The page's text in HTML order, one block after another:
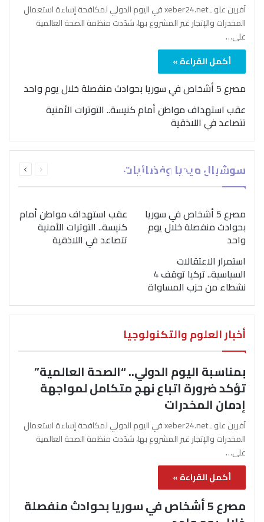
آفرين علو ـ xeber24.net في اليوم الدولي لمكافحة إساءة استعمال
المخدرات والإتجار غير المشروع بها، شدّدت منظمة الصحة العالمية
على…
أكمل القراءة »
مصرع 5 أشخاص في سوريا بحوادث منفصلة خلال يوم واحد
عقب استهداف مواطن أمام كنيسة.. التوترات الأمنية
تتصاعد في اللاذقية
سوشيال ميديا وفضائيات الصفحةالصفحة
بمناسبة اليوم الدولي..
“الصحة العالمية” تؤكد
ضرورة اتباع نهج متكامل
لمواجهة إدمان المخدرات
مصرع 5 أشخاص في سوريا
بحوادث منفصلة خلال يوم
واحد
عقب استهداف مواطن أمام
كنيسة.. التوترات الأمنية
تتصاعد في اللاذقية
استمرار الاعتقالات
السياسية.. تركيا توقف 4
نشطاء من حزب المساواة
أخبار العلوم والتكنولوجيا
بمناسبة اليوم الدولي.. “الصحة العالمية”
تؤكد ضرورة اتباع نهج متكامل لمواجهة
إدمان المخدرات
آفرين علو ـ xeber24.net في اليوم الدولي لمكافحة إساءة استعمال
المخدرات والإتجار غير المشروع بها، شدّدت منظمة الصحة العالمية
على…
أكمل القراءة »
مصرع 5 أشخاص في سوريا بحوادث منفصلة